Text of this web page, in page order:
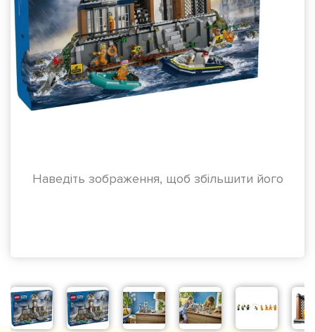
Наведіть зображення, щоб збільшити його